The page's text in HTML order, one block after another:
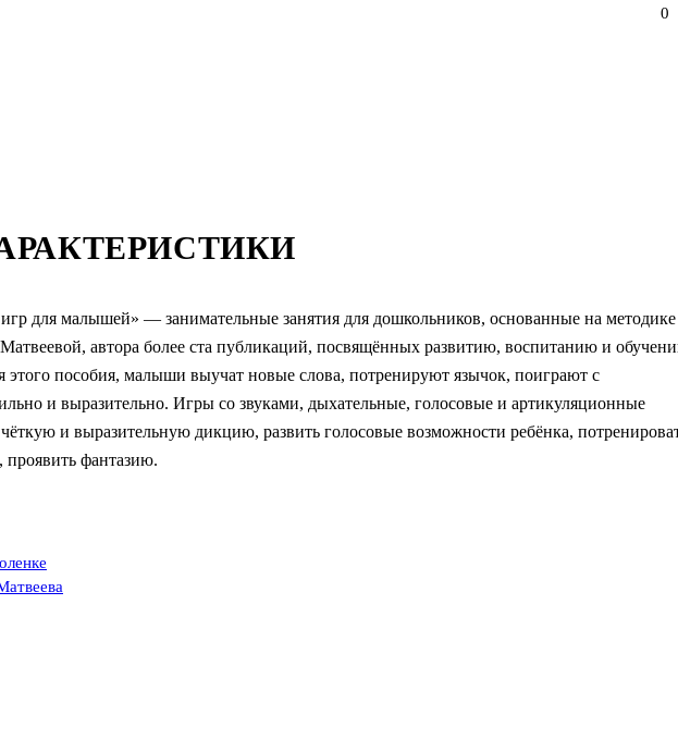
для малышей» — занимательные занятия для дошкольников, основанные на методике
автора более ста публикаций, посвящённых развитию, воспитанию и
этого пособия, малыши выучат новые слова, потренируют язычок, поиграют с
и выразительно. Игры со звуками, дыхательные, голосовые и артикуляционные
и выразительную дикцию, развить голосовые возможности ребёнка,
фантазию.
0